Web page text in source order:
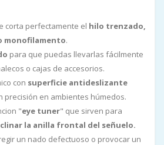
corta perfectamente el hilo trenzado,
monofilamento.
para que puedas llevarlas fácilmente
o cajas de accesorios.
con superficie antideslizante
precisión en ambientes húmedos.
"eye tuner" que sirven para
la anilla frontal del señuelo.
un nado defectuoso o provocar un